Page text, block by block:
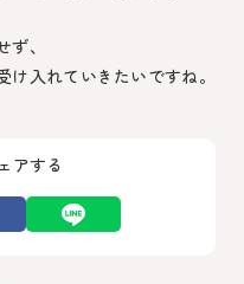
、
入れていきたいですね。
アする